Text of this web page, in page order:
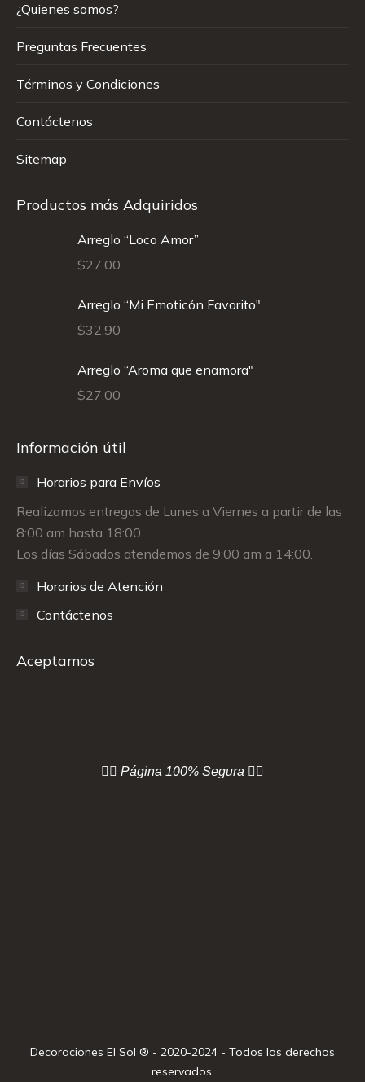
¿Quienes somos?
Preguntas Frecuentes
Términos y Condiciones
Contáctenos
Sitemap
Productos más Adquiridos
Arreglo “Loco Amor”
$27.00
Arreglo “Mi Emoticón Favorito"
$32.90
Arreglo “Aroma que enamora"
$27.00
Información útil
Horarios para Envíos
Realizamos entregas de Lunes a Viernes a partir de las
8:00 am hasta 18:00.
Los días Sábados atendemos de 9:00 am a 14:00.
Horarios de Atención
Contáctenos
Aceptamos
👇🏻 Página 100% Segura 👇🏻
Decoraciones El Sol ® - 2020-2024 - Todos los derechos
reservados.